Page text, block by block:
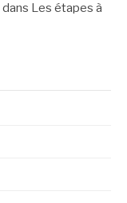
dans Les étapes à